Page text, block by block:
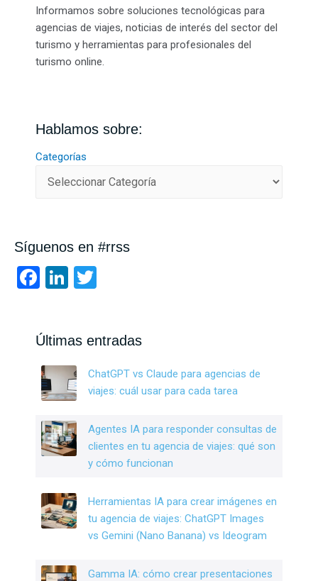
Informamos sobre soluciones tecnológicas para
agencias de viajes, noticias de interés del sector del
turismo y herramientas para profesionales del
turismo online.
Hablamos sobre:
Categorías
Síguenos en #rrss
F
b
o
o
k
Li
dI
n
er
Últimas entradas
ChatGPT vs Claude para agencias de
viajes: cuál usar para cada tarea
Agentes IA para responder consultas de
clientes en tu agencia de viajes: qué son
y cómo funcionan
Herramientas IA para crear imágenes en
tu agencia de viajes: ChatGPT Images
vs Gemini (Nano Banana) vs Ideogram
Gamma IA: cómo crear presentaciones